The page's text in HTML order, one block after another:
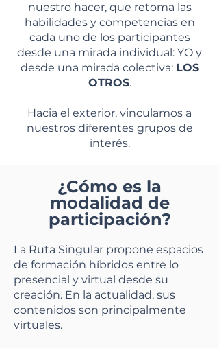
nuestro hacer, que retoma las
habilidades y competencias en
cada uno de los participantes
desde una mirada individual: YO y
desde una mirada colectiva: LOS
OTROS.
Hacia el exterior, vinculamos a
nuestros diferentes grupos de
interés.
¿Cómo es la
modalidad de
participación?
La Ruta Singular propone espacios
de formación híbridos entre lo
presencial y virtual desde su
creación. En la actualidad, sus
contenidos son principalmente
virtuales.